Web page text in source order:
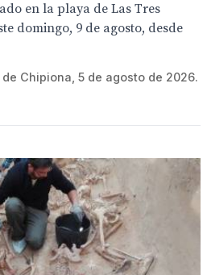
en la playa de Las Tres
domingo, 9 de agosto, desde
Chipiona, 5 de agosto de 2026.